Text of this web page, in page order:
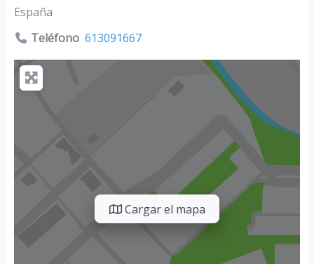
España
Teléfono 613091667
Cargar el mapa